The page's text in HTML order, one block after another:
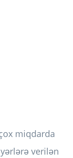
miqdarda
verilən